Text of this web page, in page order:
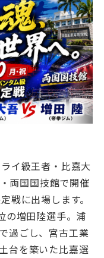
イ級王者・比嘉大
両国国技館で開催
戦に出場します。
の増田陸選手。浦
過ごし、宮古工業
台を築いた比嘉選